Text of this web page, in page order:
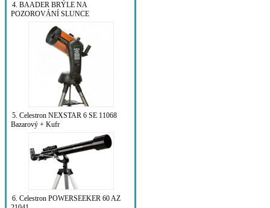
4. BAADER BRÝLE NA
POZOROVÁNÍ SLUNCE
5. Celestron NEXSTAR 6 SE 11068
Bazarový + Kufr
6. Celestron POWERSEEKER 60 AZ